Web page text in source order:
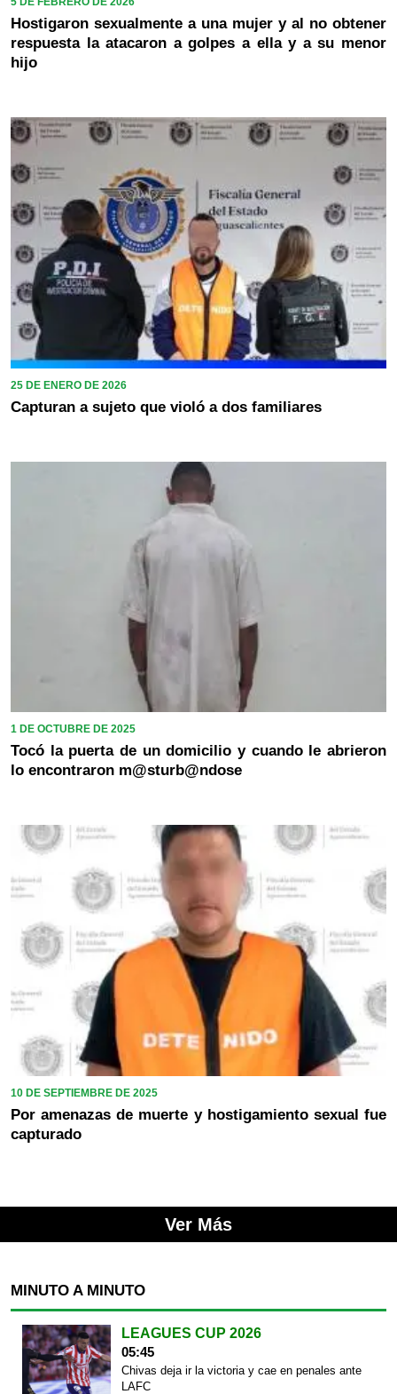
Hostigaron sexualmente a una mujer y al no obtener
respuesta la atacaron a golpes a ella y a su menor
hijo
25 DE ENERO DE 2026
Capturan a sujeto que violó a dos familiares
1 DE OCTUBRE DE 2025
Tocó la puerta de un domicilio y cuando le abrieron
lo encontraron m@sturb@ndose
10 DE SEPTIEMBRE DE 2025
Por amenazas de muerte y hostigamiento sexual fue
capturado
Ver Más
MINUTO A MINUTO
LEAGUES CUP 2026
05:45
Chivas deja ir la victoria y cae en penales ante
LAFC